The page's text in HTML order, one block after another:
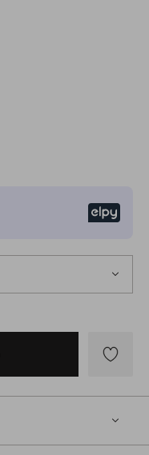
till
favoriter